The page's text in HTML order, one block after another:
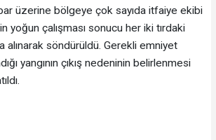
üzerine bölgeye çok sayıda itfaiye ekibi
yoğun çalışması sonucu her iki tırdaki
alınarak söndürüldü. Gerekli emniyet
yangının çıkış nedeninin belirlenmesi